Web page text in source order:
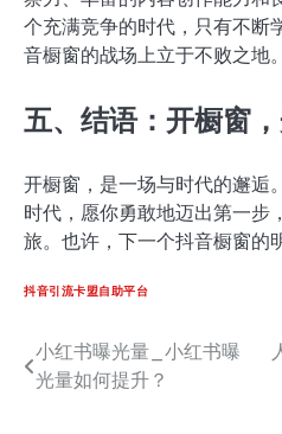
个充满竞争的时代，只有不断
音橱窗的战场上立于不败之地。
五、结语：开橱窗
开橱窗，是一场与时代的邂逅
时代，愿你勇敢地迈出第一步
旅。也许，下一个抖音橱窗的
抖音引流卡盟自助平台
文
章
小红书曝光量_小红书曝
光量如何提升？